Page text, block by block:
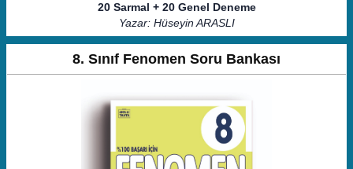
20 Sarmal + 20 Genel Deneme
Yazar: Hüseyin ARASLI
8. Sınıf Fenomen Soru Bankası